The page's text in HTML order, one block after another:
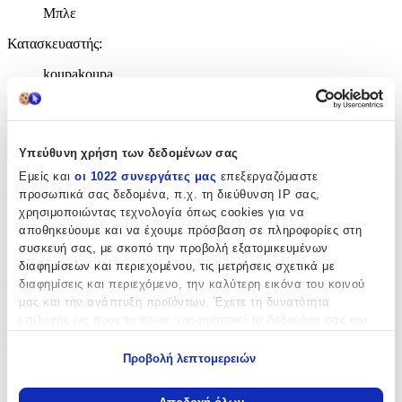
Υπεύθυνη χρήση των δεδομένων σας
Εμείς και οι 1022 συνεργάτες μας επεξεργαζόμαστε
προσωπικά σας δεδομένα, π.χ. τη διεύθυνση IP σας,
χρησιμοποιώντας τεχνολογία όπως cookies για να
αποθηκεύουμε και να έχουμε πρόσβαση σε πληροφορίες στη
συσκευή σας, με σκοπό την προβολή εξατομικευμένων
διαφημίσεων και περιεχομένου, τις μετρήσεις σχετικά με
διαφημίσεις και περιεχόμενο, την καλύτερη εικόνα του κοινού
μας και την ανάπτυξη προϊόντων. Έχετε τη δυνατότητα
Να συλλέξουμε πληροφορίες σχετικά με τη γεωγραφική
Προβολή λεπτομερειών
Μπλε
Κατασκευαστής:
koupakoupa
Χαρακτηριστικά
+
Χαρακτηριστικά
με Κλειδαριά:
Όχι
Τύπος: